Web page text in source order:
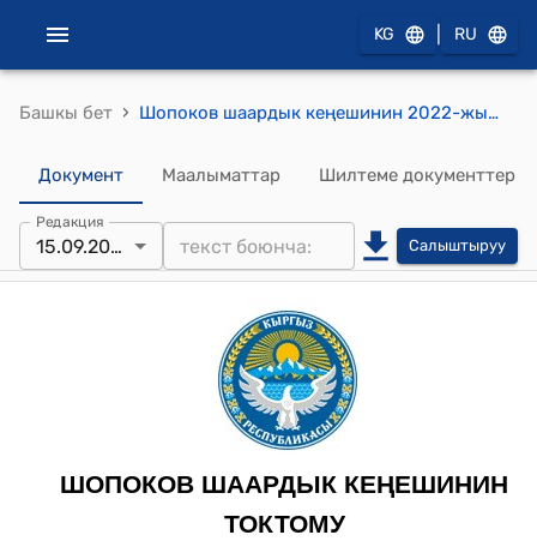
KG RU
Башкы бет › Шопоков шаардык кеңешинин 2022-жылдын 15 сентябрындагы № 65 "Республикалык бюджеттен максаттуу трансфертти бөлүштүрүү жөнүндө" токтому
Документ Маалыматтар Шилтеме документтер
Редакция
15.09.2022 Салыштыруу